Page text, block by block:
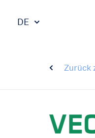
DE
Zurück